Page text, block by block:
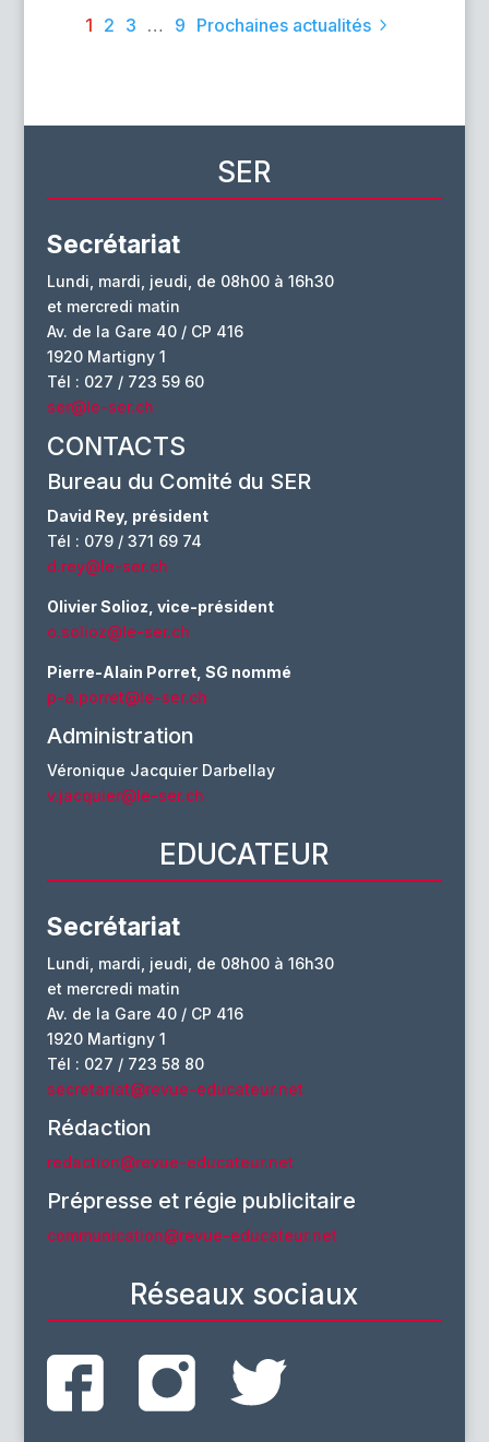
1 2 3 … 9 Prochaines actualités
SER
Secrétariat
Lundi, mardi, jeudi, de 08h00 à 16h30
et mercredi matin
Av. de la Gare 40 / CP 416
1920 Martigny 1
Tél : 027 / 723 59 60
ser@le-ser.ch
CONTACTS
Bureau du Comité du SER
David Rey, président
Tél : 079 / 371 69 74
d.rey@le-ser.ch
Olivier Solioz, vice-président
o.solioz@le-ser.ch
Pierre-Alain Porret, SG nommé
p-a.porret@le-ser.ch
Administration
Véronique Jacquier Darbellay
v.jacquier@le-ser.ch
EDUCATEUR
Secrétariat
Lundi, mardi, jeudi, de 08h00 à 16h30
et mercredi matin
Av. de la Gare 40 / CP 416
1920 Martigny 1
Tél : 027 / 723 58 80
secretariat@revue-educateur.net
Rédaction
redaction@revue-educateur.net
Prépresse et régie publicitaire
communication@revue-educateur.net
Réseaux sociaux